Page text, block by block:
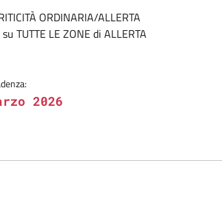
ORDINARIA/ALLERTA
TUTTE LE ZONE di ALLERTA
2026